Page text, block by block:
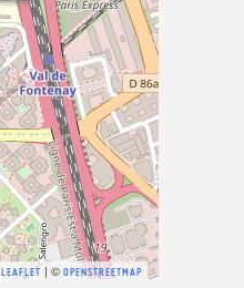
LEAFLET| ©OPENSTREETMAP